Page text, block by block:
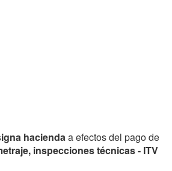
haciendaa efectos del pago de
inspecciones técnicas - ITV